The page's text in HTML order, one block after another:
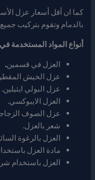
كما ان أقل أسعار عزل
بالدمام وتقوم بتركيب
أنواع المواد المستخدمة
العزل في قسمين.
عزل الخيش
عزل البولي ايثيلين.
العزل الايبوكسي.
عزل الصوف
شعر بالعزل.
العزل بالرغوة
مادة العزل
العزل باستخدام